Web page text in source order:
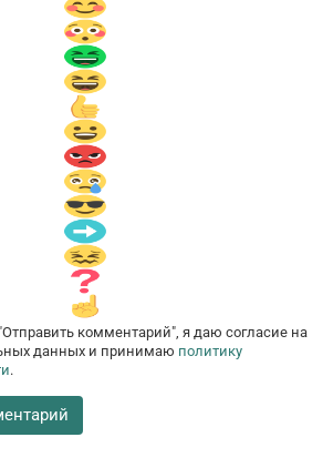
комментарий", я даю согласие на
данных и принимаю политику
.